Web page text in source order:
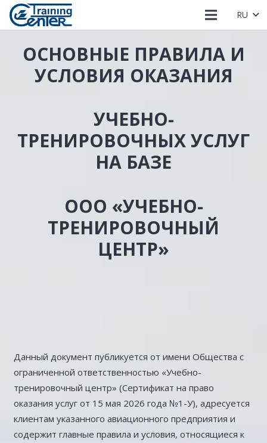
RU
ОСНОВНЫЕ ПРАВИЛА И
УСЛОВИЯ ОКАЗАНИЯ
УЧЕБНО-
ТРЕНИРОВОЧНЫХ УСЛУГ
НА БАЗЕ
ООО «УЧЕБНО-
ТРЕНИРОВОЧНЫЙ
ЦЕНТР»
Данный документ публикуется от имени Общества с
ограниченной ответственностью «Учебно-
тренировочный центр» (Сертификат на право
оказания услуг от 15 мая 2026 года №1-У), адресуется
клиентам указанного авиационного предприятия и
содержит главные правила и условия, относящиеся к